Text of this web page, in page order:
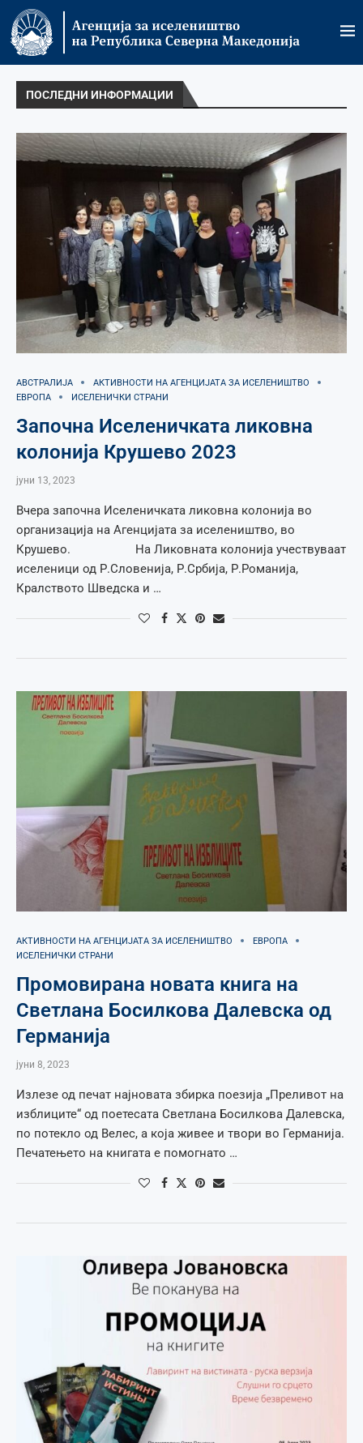
ПОСЛЕДНИ ИНФОРМАЦИИ
АВСТРАЛИЈА
АКТИВНОСТИ НА АГЕНЦИЈАТА ЗА ИСЕЛЕНИШТВО
ЕВРОПА
ИСЕЛЕНИЧКИ СТРАНИ
Започна Иселеничката ликовна
колонија Крушево 2023
јуни 13, 2023
Вчера започна Иселеничката ликовна колонија во
организација на Агенцијата за иселеништво, во
Крушево. На Ликовната колонија учествуваат
иселеници од Р.Словенија, Р.Србија, Р.Романија,
Кралството Шведска и …
АКТИВНОСТИ НА АГЕНЦИЈАТА ЗА ИСЕЛЕНИШТВО
ЕВРОПА
ИСЕЛЕНИЧКИ СТРАНИ
Промовирана новата книга на
Светлана Босилкова Далевска од
Германија
јуни 8, 2023
Излезе од печат најновата збирка поезија „Преливот на
изблиците“ од поетесата Светлана Босилкова Далевска,
по потекло од Велес, а која живее и твори во Германија.
Печатењето на книгата е помогнато …